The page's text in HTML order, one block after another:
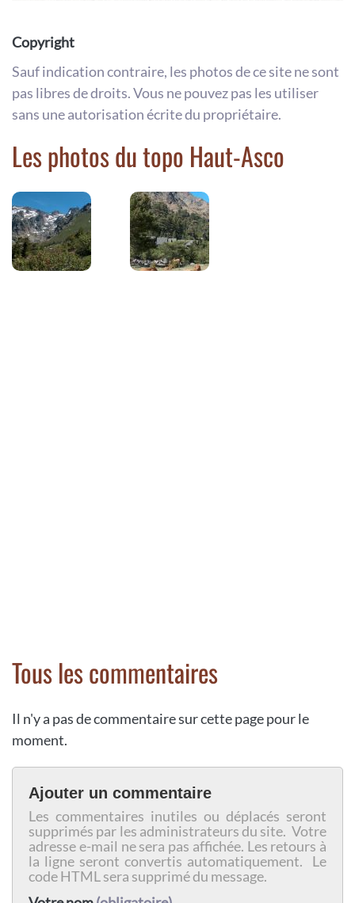
Copyright
Sauf indication contraire, les photos de ce site ne sont
pas libres de droits. Vous ne pouvez pas les utiliser
sans une autorisation écrite du propriétaire.
Les photos du topo Haut-Asco
Tous les commentaires
Il n'y a pas de commentaire sur cette page pour le
moment.
Ajouter un commentaire
Les commentaires inutiles ou déplacés seront
supprimés par les administrateurs du site. Votre
adresse e-mail ne sera pas affichée. Les retours à
la ligne seront convertis automatiquement. Le
code HTML sera supprimé du message.